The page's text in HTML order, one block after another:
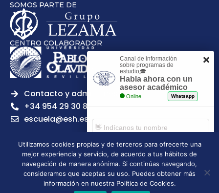
SOMOS PARTE DE
CENTRO COLABORADOR
Contacto y admisiones
+34 954 29 30 81
escuela@esh.es
Legal notice Privacy Policy
Cookies Policy
Escuela Superior de Hostelería de Sevilla | 2026 | Todos los
Utilizamos cookies propias y de terceros para ofrecerte una
mejor experiencia y servicio, de acuerdo a tus hábitos de
navegación de manera anónima. Si continúas navegando,
consideramos que aceptas su uso. Puedes obtener más
información en nuestra Política de Cookies.
Canal de información
sobre programas de
estudio🎓
Habla ahora con un
asesor académico
Online Whatsapp
Comenzar chat